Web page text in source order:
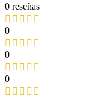
0 reseñas
0
0
0